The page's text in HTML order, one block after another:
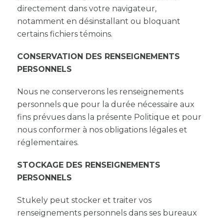
directement dans votre navigateur,
notamment en désinstallant ou bloquant
certains fichiers témoins.
CONSERVATION DES RENSEIGNEMENTS
PERSONNELS
Nous ne conserverons les renseignements
personnels que pour la durée nécessaire aux
fins prévues dans la présente Politique et pour
nous conformer à nos obligations légales et
réglementaires.
STOCKAGE DES RENSEIGNEMENTS
PERSONNELS
Stukely peut stocker et traiter vos
renseignements personnels dans ses bureaux